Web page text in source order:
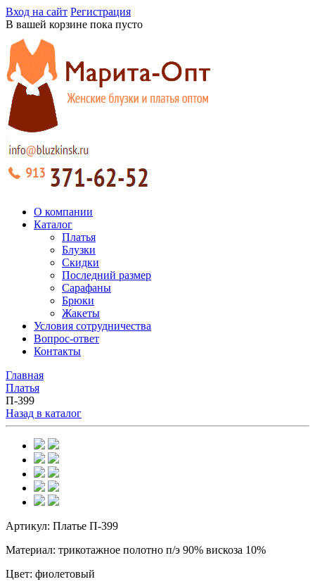
Вход на сайт Регистрация
В вашей корзине пока пусто
О компании
Каталог
Платья
Блузки
Скидки
Последний размер
Сарафаны
Брюки
Жакеты
Условия сотрудничества
Вопрос-ответ
Контакты
Главная
Платья
П-399
Назад в каталог
Артикул: Платье П-399
Материал: трикотажное полотно п/э 90% вискоза 10%
Цвет: фиолетовый